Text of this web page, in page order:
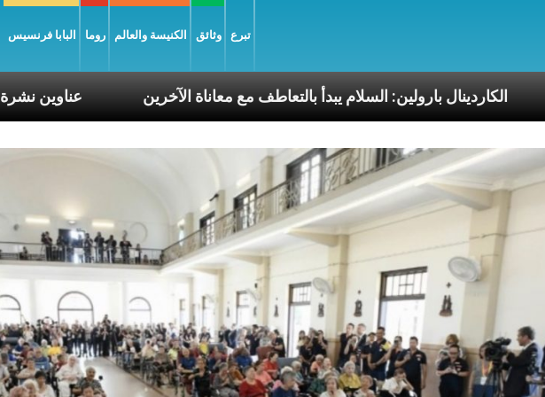
البابا فرنسيس روما الكنيسة والعالم وثائق تبرع
الكاردينال بارولين: السلام يبدأ بالتعاطف مع معاناة الآخرين البابا الرسوليّة